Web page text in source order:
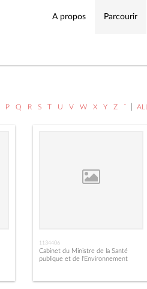
A propos Parcourir
P Q R S T U V W X Y Z ¨ ALL
1134406
Cabinet du Ministre de la Santé
publique et de l'Environnement